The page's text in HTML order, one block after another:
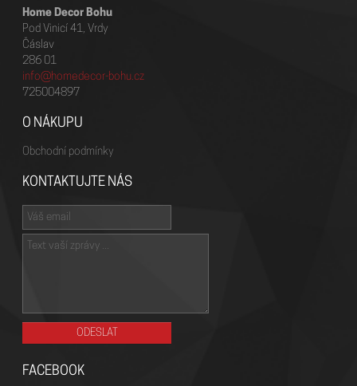
Home Decor Bohu
Pod Vinicí 41, Vrdy
Čáslav
286 01
info@homedecor-bohu.cz
725004897
O NÁKUPU
Obchodní podmínky
KONTAKTUJTE NÁS
FACEBOOK